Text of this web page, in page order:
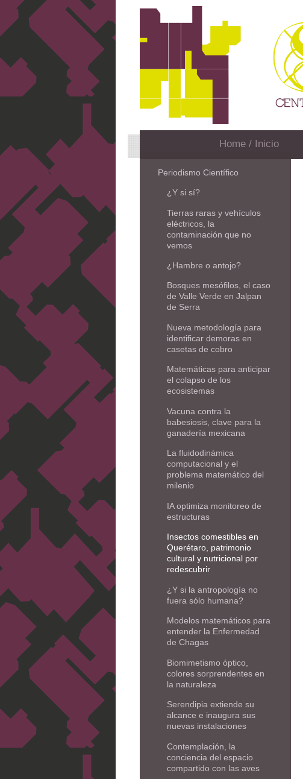
Home / Inicio
Periodismo Científico
¿Y si sí?
Tierras raras y vehículos
eléctricos, la
contaminación que no
vemos
¿Hambre o antojo?
Bosques mesófilos, el caso
de Valle Verde en Jalpan
de Serra
Nueva metodología para
identificar demoras en
casetas de cobro
Matemáticas para anticipar
el colapso de los
ecosistemas
Vacuna contra la
babesiosis, clave para la
ganadería mexicana
La fluidodinámica
computacional y el
problema matemático del
milenio
IA optimiza monitoreo de
estructuras
Insectos comestibles en
Querétaro, patrimonio
cultural y nutricional por
redescubrir
¿Y si la antropología no
fuera sólo humana?
Modelos matemáticos para
entender la Enfermedad
de Chagas
Biomimetismo óptico,
colores sorprendentes en
la naturaleza
Serendipia extiende su
alcance e inaugura sus
nuevas instalaciones
Contemplación, la
conciencia del espacio
compartido con las aves